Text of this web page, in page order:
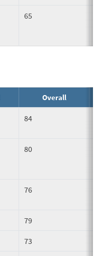
65
Overall
84
80
76
79
73